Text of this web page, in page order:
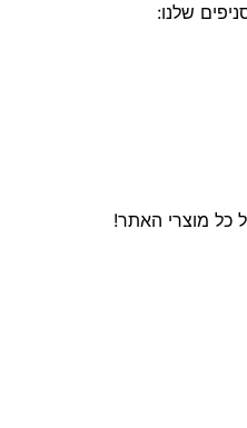
שלנו:
כל מוצרי האתר!